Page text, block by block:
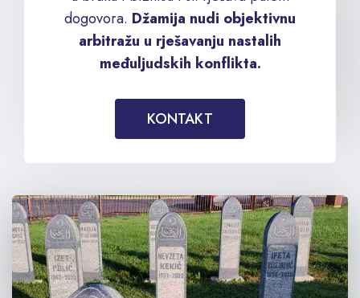
dogovora. Džamija nudi objektivnu
arbitražu u rješavanju nastalih
međuljudskih konflikta.
KONTAKT